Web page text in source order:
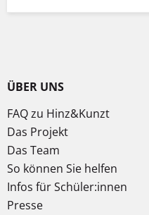
ÜBER UNS
FAQ zu Hinz&Kunzt
Das Projekt
Das Team
So können Sie helfen
Infos für Schüler:innen
Presse